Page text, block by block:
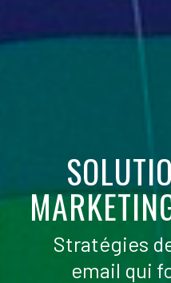
Stratégies
email qui